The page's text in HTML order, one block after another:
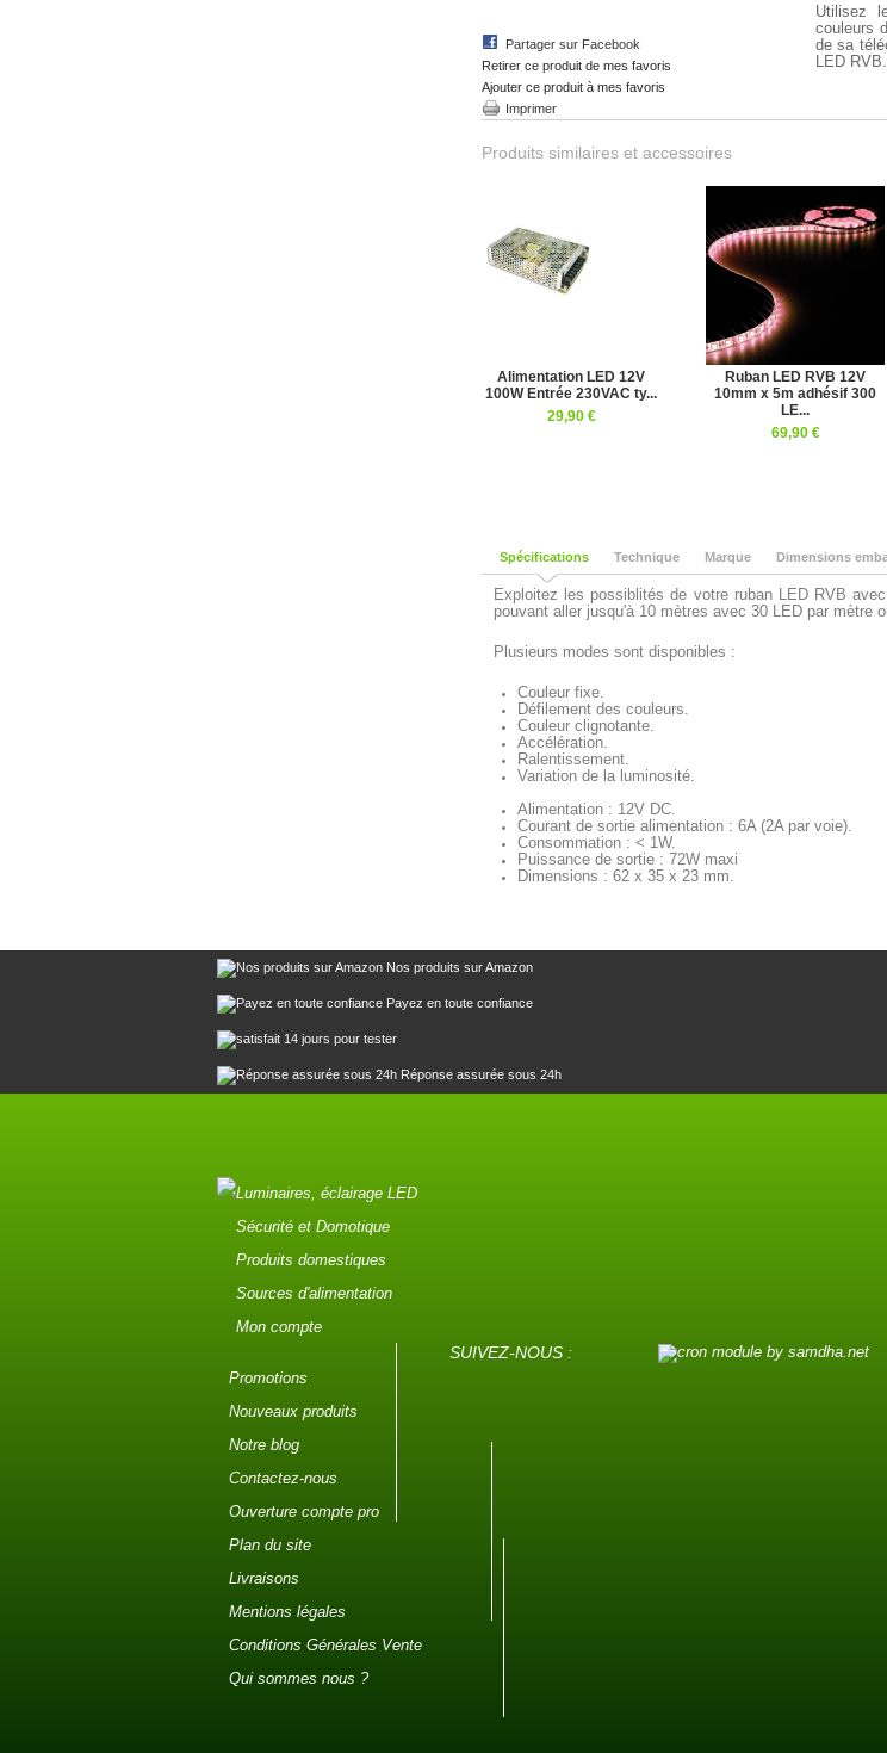
Partager sur Facebook
Retirer ce produit de mes favoris
Ajouter ce produit à mes favoris
Imprimer
Utilisez
couleurs
de sa
LED RVB.
Produits similaires et accessoires
Alimentation LED 12V
100W Entrée 230VAC ty...
29,90 €
Ruban LED RVB 12V
10mm x 5m adhésif 300
LE...
69,90 €
Spécifications Technique Marque Dimensions
Exploitez les possiblités de votre ruban LED RVB
pouvant aller jusqu'à 10 mètres avec 30 LED par mètre
Plusieurs modes sont disponibles :
Couleur fixe.
Défilement des couleurs.
Couleur clignotante.
Accélération.
Ralentissement.
Variation de la luminosité.
Alimentation : 12V DC.
Courant de sortie alimentation : 6A (2A par voie).
Consommation : < 1W.
Puissance de sortie : 72W maxi
Dimensions : 62 x 35 x 23 mm.
Nos produits sur Amazon
Payez en toute confiance
14 jours pour tester
Réponse assurée sous 24h
Luminaires, éclairage LED
Sécurité et Domotique
Produits domestiques
Sources d'alimentation
Mon compte
Promotions
Nouveaux produits
Notre blog
Contactez-nous
Ouverture compte pro
Plan du site
Livraisons
Mentions légales
Conditions Générales Vente
Qui sommes nous ?
SUIVEZ-NOUS :